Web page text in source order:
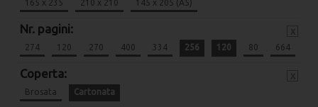
165 x 235 210 x 210 145 x 205 (A5)
Nr. pagini:
274 120 270 400 334 256 120 80 664
Coperta:
Brosata Cartonata